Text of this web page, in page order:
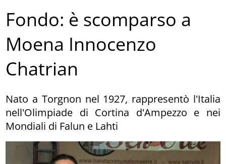
Fondo: è scomparso a
Moena Innocenzo
Chatrian
Nato a Torgnon nel 1927, rappresentò l'Italia
nell'Olimpiade di Cortina d'Ampezzo e nei
Mondiali di Falun e Lahti